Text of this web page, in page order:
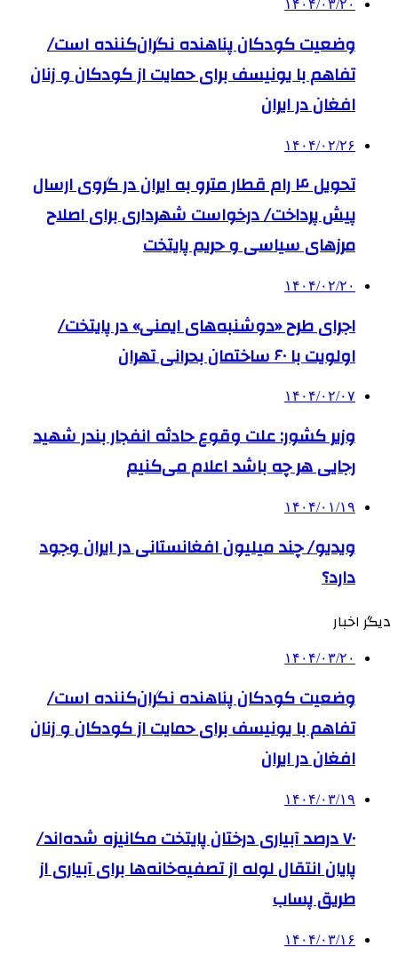
۱۴۰۴/۰۳/۲۰
وضعیت کودکان پناهنده نگران‌کننده است/
تفاهم با یونیسف برای حمایت از کودکان و زنان
افغان در ایران
۱۴۰۴/۰۲/۲۶
تحویل ۴ رام قطار مترو به ایران در گروی ارسال
پیش پرداخت/ درخواست شهرداری برای اصلاح
مرزهای سیاسی و حریم پایتخت
۱۴۰۴/۰۲/۲۰
اجرای طرح «دوشنبه‌های ایمنی» در پایتخت/
اولویت با ۶۰ ساختمان بحرانی تهران
۱۴۰۴/۰۲/۰۷
وزیر کشور: علت وقوع حادثه انفجار بندر شهید
رجایی هر چه باشد اعلام می‌کنیم
۱۴۰۴/۰۱/۱۹
ویدیو/ چند میلیون افغانستانی در ایران وجود
دارد؟
دیگر اخبار
۱۴۰۴/۰۳/۲۰
وضعیت کودکان پناهنده نگران‌کننده است/
تفاهم با یونیسف برای حمایت از کودکان و زنان
افغان در ایران
۱۴۰۴/۰۳/۱۹
۷۰ درصد آبیاری درختان پایتخت مکانیزه شده‌اند/
پایان انتقال لوله از تصفیه‌خانه‌ها برای آبیاری از
طریق پساب
۱۴۰۴/۰۳/۱۶